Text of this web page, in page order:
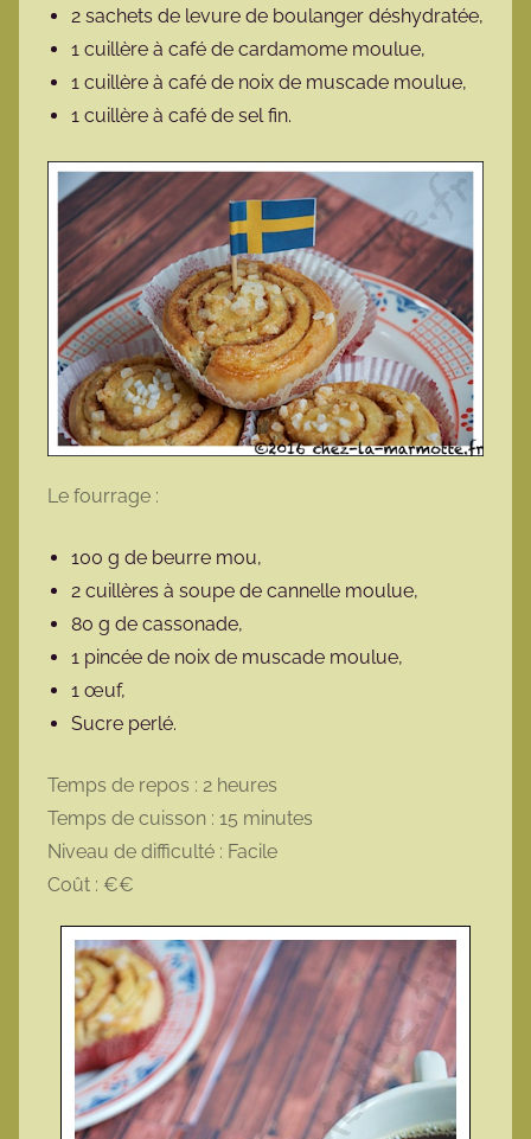
2 sachets de levure de boulanger déshydratée,
1 cuillère à café de cardamome moulue,
1 cuillère à café de noix de muscade moulue,
1 cuillère à café de sel fin.
Le fourrage :
100 g de beurre mou,
2 cuillères à soupe de cannelle moulue,
80 g de cassonade,
1 pincée de noix de muscade moulue,
1 œuf,
Sucre perlé.
Temps de repos : 2 heures
Temps de cuisson : 15 minutes
Niveau de difficulté : Facile
Coût : €€